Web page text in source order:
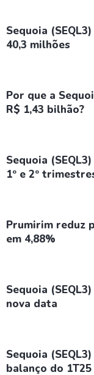
Sequoia
40,3 milhões
Por que a
R$ 1,43 bilhão?
Sequoia
1º e 2º
Prumirim reduz
em 4,88%
Sequoia
nova data
Sequoia
balanço do 1T25